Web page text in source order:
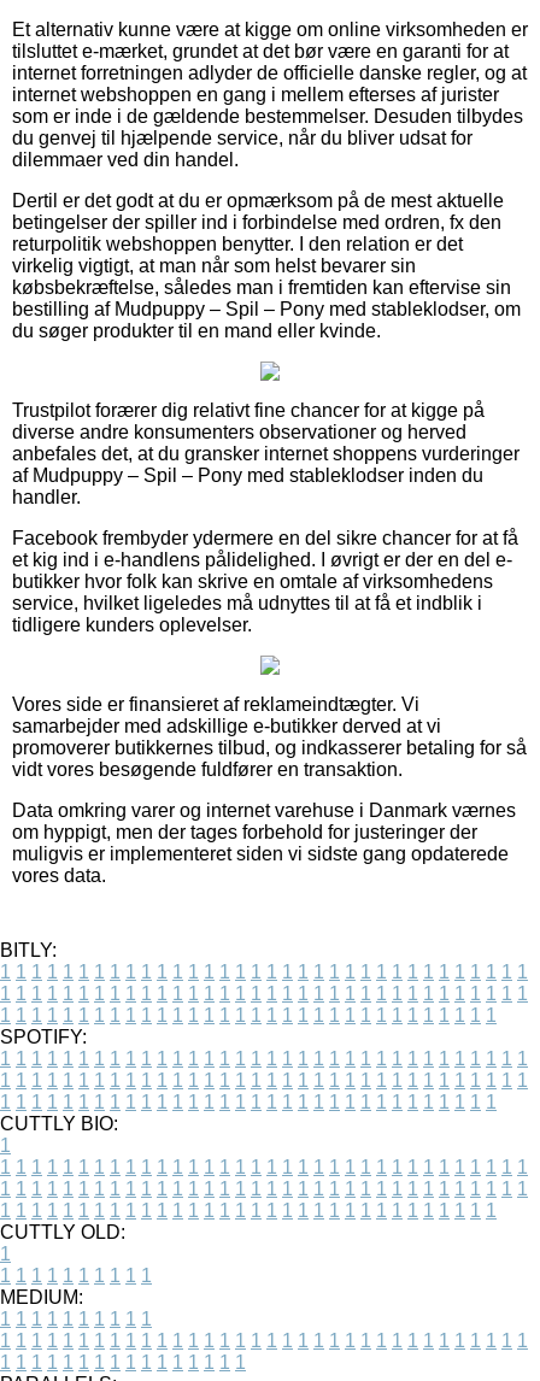
Et alternativ kunne være at kigge om online virksomheden er
tilsluttet e-mærket, grundet at det bør være en garanti for at
internet forretningen adlyder de officielle danske regler, og at
internet webshoppen en gang i mellem efterses af jurister
som er inde i de gældende bestemmelser. Desuden tilbydes
du genvej til hjælpende service, når du bliver udsat for
dilemmaer ved din handel.
Dertil er det godt at du er opmærksom på de mest aktuelle
betingelser der spiller ind i forbindelse med ordren, fx den
returpolitik webshoppen benytter. I den relation er det
virkelig vigtigt, at man når som helst bevarer sin
købsbekræftelse, således man i fremtiden kan eftervise sin
bestilling af Mudpuppy – Spil – Pony med stableklodser, om
du søger produkter til en mand eller kvinde.
Trustpilot forærer dig relativt fine chancer for at kigge på
diverse andre konsumenters observationer og herved
anbefales det, at du gransker internet shoppens vurderinger
af Mudpuppy – Spil – Pony med stableklodser inden du
handler.
Facebook frembyder ydermere en del sikre chancer for at få
et kig ind i e-handlens pålidelighed. I øvrigt er der en del e-
butikker hvor folk kan skrive en omtale af virksomhedens
service, hvilket ligeledes må udnyttes til at få et indblik i
tidligere kunders oplevelser.
Vores side er finansieret af reklameindtægter. Vi
samarbejder med adskillige e-butikker derved at vi
promoverer butikkernes tilbud, og indkasserer betaling for så
vidt vores besøgende fuldfører en transaktion.
Data omkring varer og internet varehuse i Danmark værnes
om hyppigt, men der tages forbehold for justeringer der
muligvis er implementeret siden vi sidste gang opdaterede
vores data.
BITLY:
1 1 1 1 1 1 1 1 1 1 1 1 1 1 1 1 1 1 1 1 1 1 1 1 1 1 1 1 1 1 1 1 1 1
1 1 1 1 1 1 1 1 1 1 1 1 1 1 1 1 1 1 1 1 1 1 1 1 1 1 1 1 1 1 1 1 1 1
1 1 1 1 1 1 1 1 1 1 1 1 1 1 1 1 1 1 1 1 1 1 1 1 1 1 1 1 1 1 1 1
SPOTIFY:
1 1 1 1 1 1 1 1 1 1 1 1 1 1 1 1 1 1 1 1 1 1 1 1 1 1 1 1 1 1 1 1 1 1
1 1 1 1 1 1 1 1 1 1 1 1 1 1 1 1 1 1 1 1 1 1 1 1 1 1 1 1 1 1 1 1 1 1
1 1 1 1 1 1 1 1 1 1 1 1 1 1 1 1 1 1 1 1 1 1 1 1 1 1 1 1 1 1 1 1
CUTTLY BIO:
1
1 1 1 1 1 1 1 1 1 1 1 1 1 1 1 1 1 1 1 1 1 1 1 1 1 1 1 1 1 1 1 1 1 1
1 1 1 1 1 1 1 1 1 1 1 1 1 1 1 1 1 1 1 1 1 1 1 1 1 1 1 1 1 1 1 1 1 1
1 1 1 1 1 1 1 1 1 1 1 1 1 1 1 1 1 1 1 1 1 1 1 1 1 1 1 1 1 1 1 1
CUTTLY OLD:
1
1 1 1 1 1 1 1 1 1 1
MEDIUM:
1 1 1 1 1 1 1 1 1 1
1 1 1 1 1 1 1 1 1 1 1 1 1 1 1 1 1 1 1 1 1 1 1 1 1 1 1 1 1 1 1 1 1 1
1 1 1 1 1 1 1 1 1 1 1 1 1 1 1 1